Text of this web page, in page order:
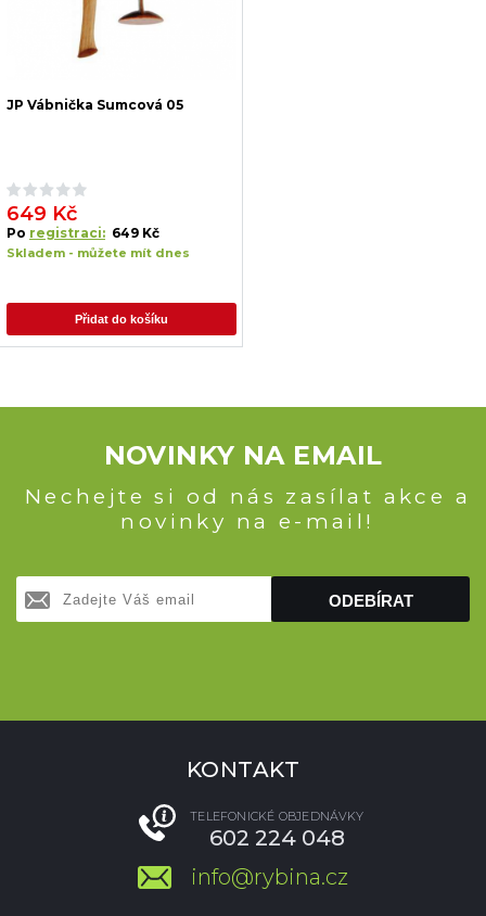
JP Vábnička Sumcová 05
649 Kč
Po registraci: 649 Kč
Skladem - můžete mít dnes
Přidat do košíku
NOVINKY NA EMAIL
Nechejte si od nás zasílat akce a
novinky na e-mail!
ODEBÍRAT
KONTAKT
TELEFONICKÉ OBJEDNÁVKY
602 224 048
info@rybina.cz